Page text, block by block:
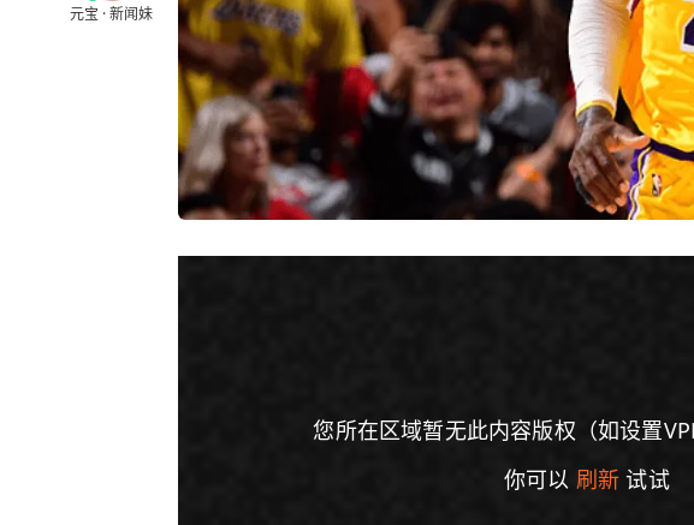
元宝 · 新闻妹
您所在区域暂无此内容版权（如设置
你可以 刷新 试试